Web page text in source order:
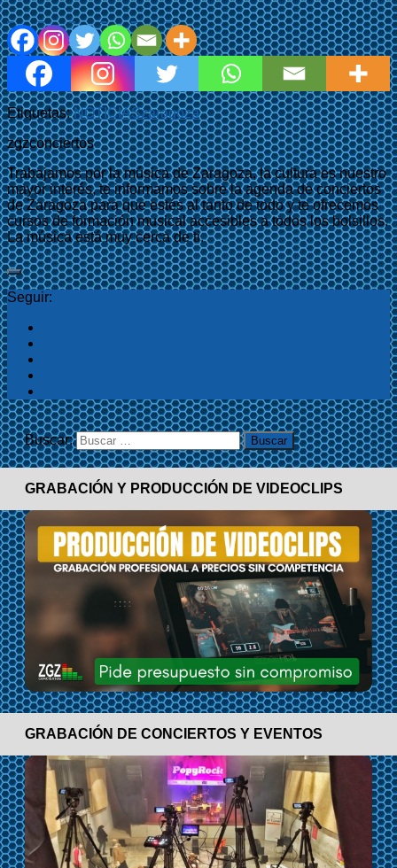
Etiquetas:NOTICIASzaragoza
zgzconciertos
Trabajamos por la música de Zaragoza, la cultura es nuestro
mayor interés, te informamos sobre la agenda de conciertos
de Zaragoza para que estés al tanto de todo y te ofrecemos
cursos de formación musical accesibles a todos los bolsillos.
La música está muy cerca de ti.
Seguir:
Buscar:
GRABACIÓN Y PRODUCCIÓN DE VIDEOCLIPS
GRABACIÓN DE CONCIERTOS Y EVENTOS